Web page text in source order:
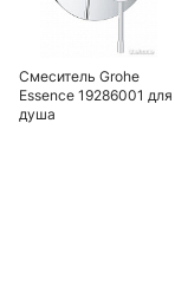
Смеситель Grohe
Essence 19286001 для
душа